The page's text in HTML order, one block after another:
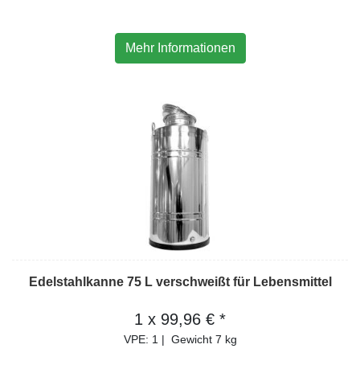
Mehr Informationen
Edelstahlkanne 75 L verschweißt für Lebensmittel
1 x 99,96 € *
VPE: 1| Gewicht 7 kg